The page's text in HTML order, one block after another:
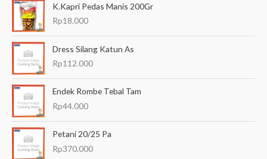
K.Kapri Pedas Manis 200Gr
Rp18.000
Dress Silang Katun As
Rp112.000
Endek Rombe Tebal Tam
Rp44.000
Petani 20/25 Pa
Rp370.000